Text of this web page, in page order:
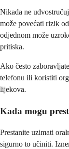
Nikada ne
može povećati rizik
odjednom može
pritiska.
Ako često
telefonu ili koristiti
lijekova.
Kada mogu
Prestanite uzimati
sigurno to učiniti.